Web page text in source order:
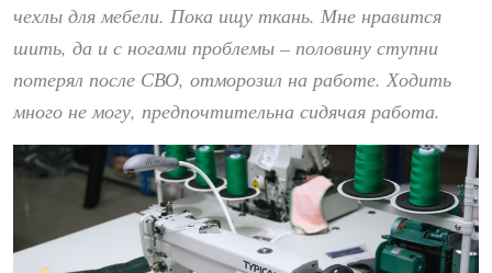
чехлы для мебели. Пока ищу ткань. Мне нравится
шить, да и с ногами проблемы – половину ступни
потерял после СВО, отморозил на работе. Ходить
много не могу, предпочтительна сидячая работа.